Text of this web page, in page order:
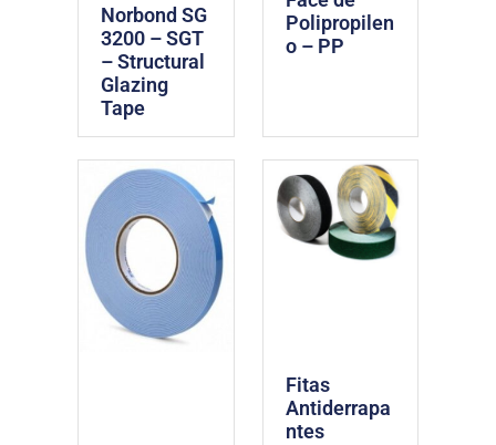
Norbond SG
3200 – SGT
– Structural
Glazing
Tape
Polipropilen
o – PP
Fitas
Antiderrapa
ntes